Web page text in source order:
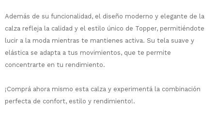
Además de su funcionalidad, el diseño moderno y elegante de la
calza refleja la calidad y el estilo único de Topper, permitiéndote
lucir a la moda mientras te mantienes activa. Su tela suave y
elástica se adapta a tus movimientos, que te permite
concentrarte en tu rendimiento.
¡Comprá ahora mismo esta calza y experimentá la combinación
perfecta de confort, estilo y rendimiento!.
Fecha de nacimiento
Día Mes Año
Continuar
Elegís Pago Después como metodo de pago
* sujeto a aprobación crediticia. El monto
disponible puede variar por comercio